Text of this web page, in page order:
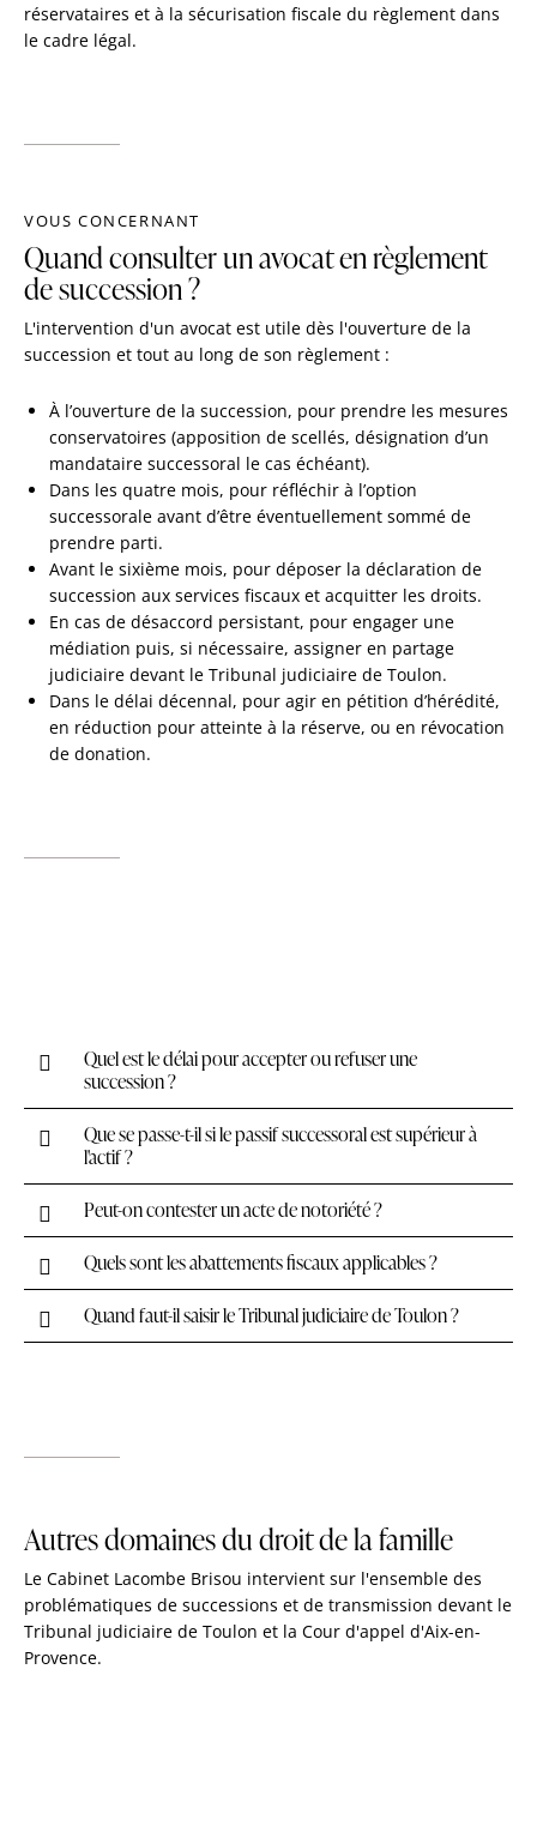
réservataires et à la sécurisation fiscale du règlement dans
le cadre légal.
VOUS CONCERNANT
Quand consulter un avocat en règlement
de succession ?
L'intervention d'un avocat est utile dès l'ouverture de la
succession et tout au long de son règlement :
À l’ouverture de la succession, pour prendre les mesures
conservatoires (apposition de scellés, désignation d’un
mandataire successoral le cas échéant).
Dans les quatre mois, pour réfléchir à l’option
successorale avant d’être éventuellement sommé de
prendre parti.
Avant le sixième mois, pour déposer la déclaration de
succession aux services fiscaux et acquitter les droits.
En cas de désaccord persistant, pour engager une
médiation puis, si nécessaire, assigner en partage
judiciaire devant le Tribunal judiciaire de Toulon.
Dans le délai décennal, pour agir en pétition d’hérédité,
en réduction pour atteinte à la réserve, ou en révocation
de donation.
Quel est le délai pour accepter ou refuser une
succession ?
Que se passe-t-il si le passif successoral est supérieur à
l'actif ?
Peut-on contester un acte de notoriété ?
Quels sont les abattements fiscaux applicables ?
Quand faut-il saisir le Tribunal judiciaire de Toulon ?
Autres domaines du droit de la famille
Le Cabinet Lacombe Brisou intervient sur l'ensemble des
problématiques de successions et de transmission devant le
Tribunal judiciaire de Toulon et la Cour d'appel d'Aix-en-
Provence.